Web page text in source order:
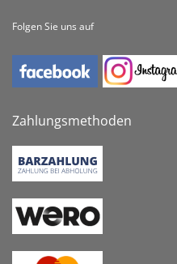
Folgen Sie uns auf
Zahlungsmethoden